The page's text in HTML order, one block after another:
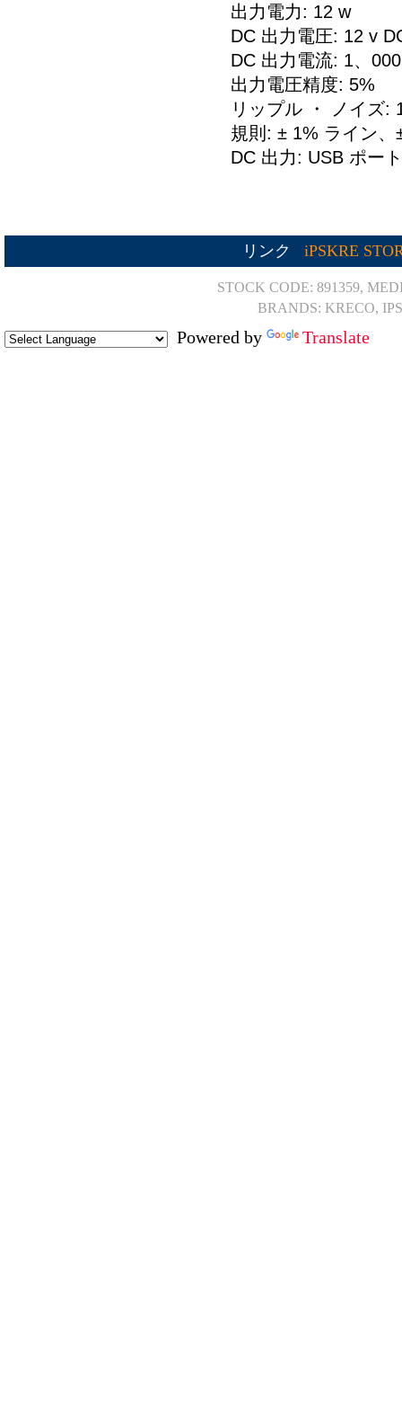
出力電力: 12 w
DC 出力電圧: 12 v
DC 出力電流: 1、
出力電圧精度: 5%
リップル ・ ノイズ:
規則: ± 1% ライン、
DC 出力: USB ポート
リンク iPSKRE
STOCK CODE: 891359,
BRANDS: KRECO,
Powered by Translate